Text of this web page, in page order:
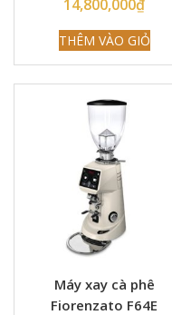
14,800,000₫
THÊM VÀO GIỎ
Máy xay cà phê
Fiorenzato F64E